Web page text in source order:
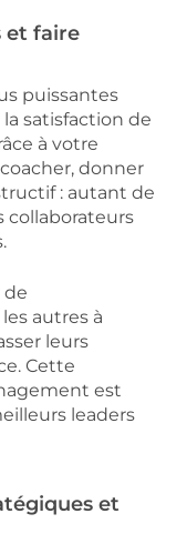
et faire
puissantes
satisfaction de
à votre
donner
: autant de
collaborateurs
de
autres à
leurs
Cette
est
leaders
et